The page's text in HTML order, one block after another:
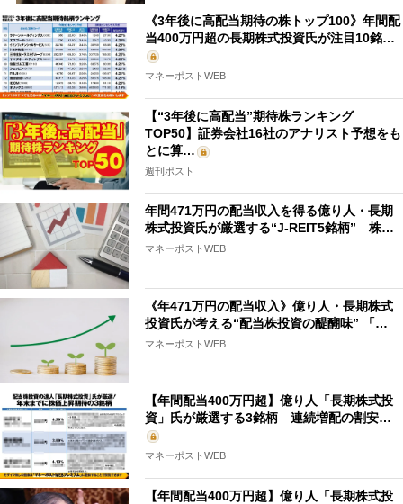
《3年後に高配当期待の株トップ100》年間配
当400万円超の長期株式投資氏が注目10銘…
マネーポストWEB
【“3年後に高配当”期待株ランキング
TOP50】証券会社16社のアナリスト予想をも
とに算…
週刊ポスト
年間471万円の配当収入を得る億り人・長期
株式投資氏が厳選する“J-REIT5銘柄” 株…
マネーポストWEB
《年471万円の配当収入》億り人・長期株式
投資氏が考える“配当株投資の醍醐味” 「…
マネーポストWEB
【年間配当400万円超】億り人「長期株式投
資」氏が厳選する3銘柄 連続増配の割安…
マネーポストWEB
【年間配当400万円超】億り人「長期株式投